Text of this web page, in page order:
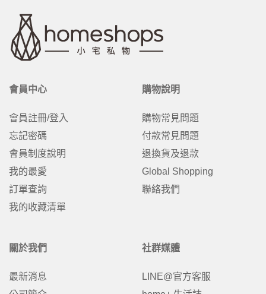
會員中心
會員註冊/登入
忘記密碼
會員制度說明
我的最愛
訂單查詢
我的收藏清單
購物說明
購物常見問題
付款常見問題
退換貨及退款
Global Shopping
聯絡我們
關於我們
最新消息
社群媒體
LINE@官方客服